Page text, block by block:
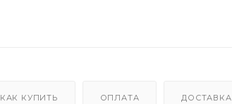
КАК КУПИТЬ ОПЛАТА ДОСТАВКА